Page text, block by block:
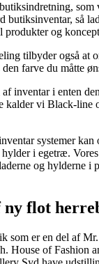
som
butiksinventar, så
produkter og
tilbyder også at
farve du måtte
inventar i enten
kalder vi Black-line
systemer kan
i egetræ.
og hylderne i
ny flot
som er en del af
House of Fashion